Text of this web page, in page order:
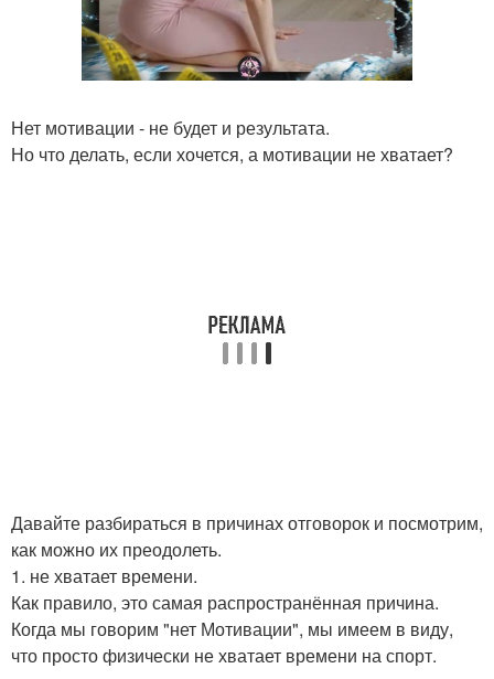
Нет мотивации - не будет и результата.
Но что делать, если хочется, а мотивации не хватает?
Давайте разбираться в причинах отговорок и посмотрим,
как можно их преодолеть.
1. не хватает времени.
Как правило, это самая распространённая причина.
Когда мы говорим "нет Мотивации", мы имеем в виду,
что просто физически не хватает времени на спорт.